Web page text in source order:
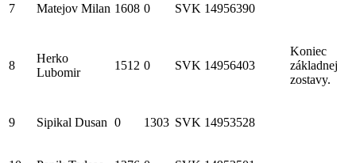
7 Matejov Milan 1608 0 SVK 14956390
8
Herko
Lubomir
1512 0 SVK 14956403
Koniec
základnej
zostavy.
9 Sipikal Dusan 0 1303 SVK 14953528